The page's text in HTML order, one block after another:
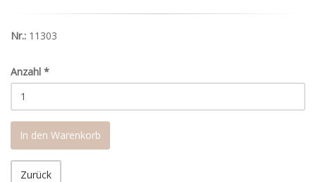
Nr.: 11303
Anzahl *
In den Warenkorb
Zurück